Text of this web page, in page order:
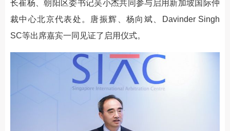
长崔杨、朝阳区委书记吴小杰共同参与启用新加坡国际仲
裁中心北京代表处。唐振辉、杨向斌、Davinder Singh
SC等出席嘉宾一同见证了启用仪式。